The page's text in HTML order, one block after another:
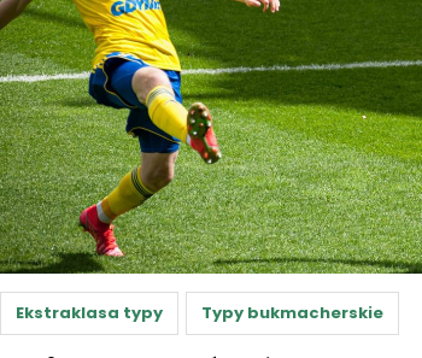
Ekstraklasa typy Typy bukmacherskie